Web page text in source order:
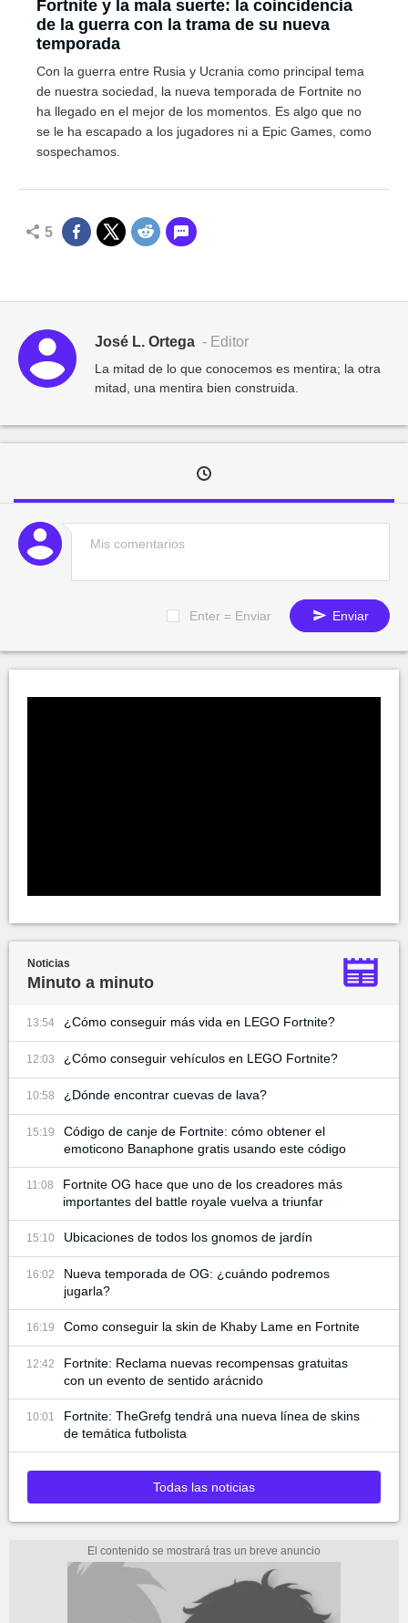
Fortnite y la mala suerte: la coincidencia
de la guerra con la trama de su nueva
temporada
Con la guerra entre Rusia y Ucrania como principal tema
de nuestra sociedad, la nueva temporada de Fortnite no
ha llegado en el mejor de los momentos. Es algo que no
se le ha escapado a los jugadores ni a Epic Games, como
sospechamos.
5
José L. Ortega - Editor
La mitad de lo que conocemos es mentira; la otra
mitad, una mentira bien construida.
Enter = Enviar Enviar
Noticias
Minuto a minuto
13:54 ¿Cómo conseguir más vida en LEGO Fortnite?
12:03 ¿Cómo conseguir vehículos en LEGO Fortnite?
10:58 ¿Dónde encontrar cuevas de lava?
15:19
Código de canje de Fortnite: cómo obtener el
emoticono Banaphone gratis usando este código
11:08
Fortnite OG hace que uno de los creadores más
importantes del battle royale vuelva a triunfar
15:10 Ubicaciones de todos los gnomos de jardín
16:02
Nueva temporada de OG: ¿cuándo podremos
jugarla?
16:19 Como conseguir la skin de Khaby Lame en Fortnite
12:42
Fortnite: Reclama nuevas recompensas gratuitas
con un evento de sentido arácnido
10:01
Fortnite: TheGrefg tendrá una nueva línea de skins
de temática futbolista
Todas las noticias